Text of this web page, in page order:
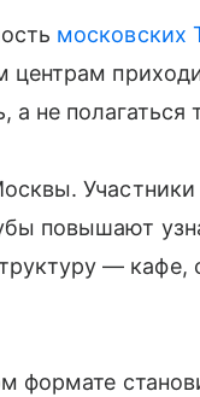
московских
не полагаться
повышают
— кафе,
формате